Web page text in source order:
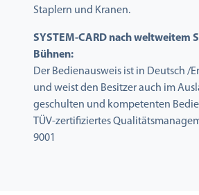
Staplern und Kranen.
SYSTEM-CARD nach weltweitem
Bühnen:
Der Bedienausweis ist in Deutsch /
und weist den Besitzer auch im
geschulten und kompetenten
TÜV-zertifiziertes
9001